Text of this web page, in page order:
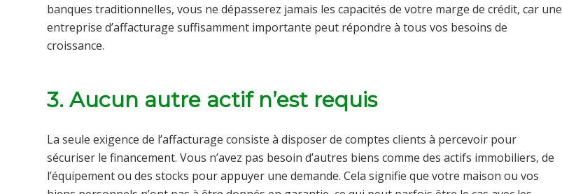
banques traditionnelles, vous ne dépasserez jamais les capacités de votre marge de crédit, car une
entreprise d’affacturage suffisamment importante peut répondre à tous vos besoins de
croissance.
3. Aucun autre actif n’est requis
La seule exigence de l’affacturage consiste à disposer de comptes clients à percevoir pour
sécuriser le financement. Vous n’avez pas besoin d’autres biens comme des actifs immobiliers, de
l’équipement ou des stocks pour appuyer une demande. Cela signifie que votre maison ou vos